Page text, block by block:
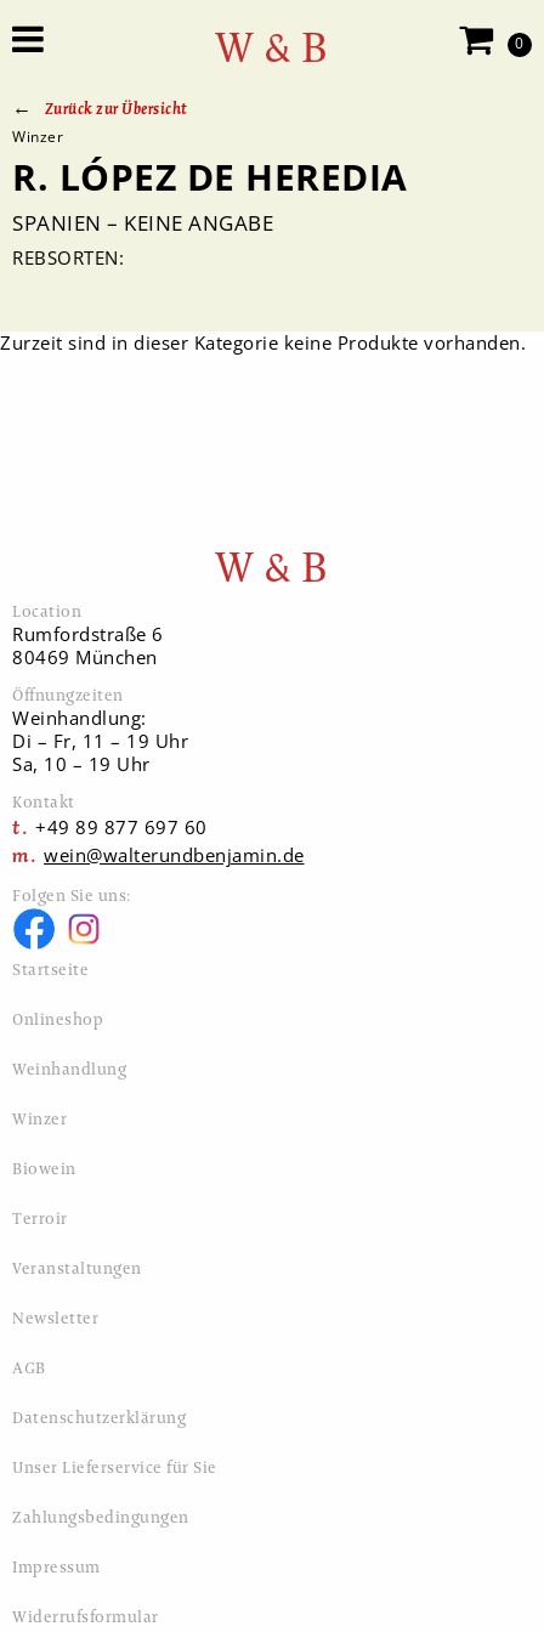
0
W & B
Zurück zur Übersicht
Winzer
R. LÓPEZ DE HEREDIA
SPANIEN – KEINE ANGABE
REBSORTEN:
Zurzeit sind in dieser Kategorie keine Produkte vorhanden.
W & B
Location
Rumfordstraße 6
80469 München
Öffnungzeiten
Weinhandlung:
Di – Fr, 11 – 19 Uhr
Sa, 10 – 19 Uhr
Kontakt
+49 89 877 697 60
wein@walterundbenjamin.de
Folgen Sie uns:
Startseite
Onlineshop
Weinhandlung
Winzer
Biowein
Terroir
Veranstaltungen
Newsletter
AGB
Datenschutzerklärung
Unser Lieferservice für Sie
Zahlungsbedingungen
Impressum
Widerrufsformular